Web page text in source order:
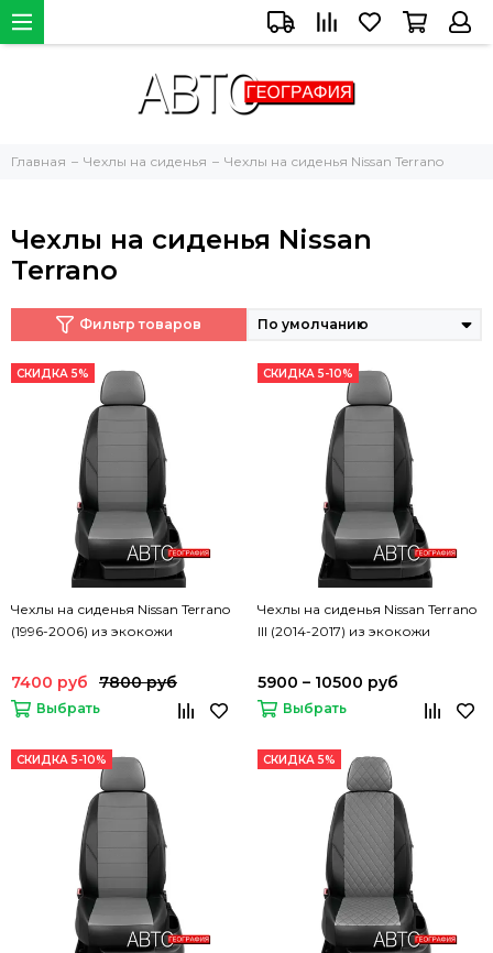
Главная Чехлы на сиденья Чехлы на сиденья Nissan Terrano
Чехлы на сиденья Nissan
Terrano
Фильтр товаров
СКИДКА 5%
Чехлы на сиденья Nissan Terrano
(1996-2006) из экокожи
7400 руб 7800 руб
Выбрать
СКИДКА 5-10%
Чехлы на сиденья Nissan Terrano
III (2014-2017) из экокожи
5900 – 10500 руб
Выбрать
СКИДКА 5-10% СКИДКА 5%